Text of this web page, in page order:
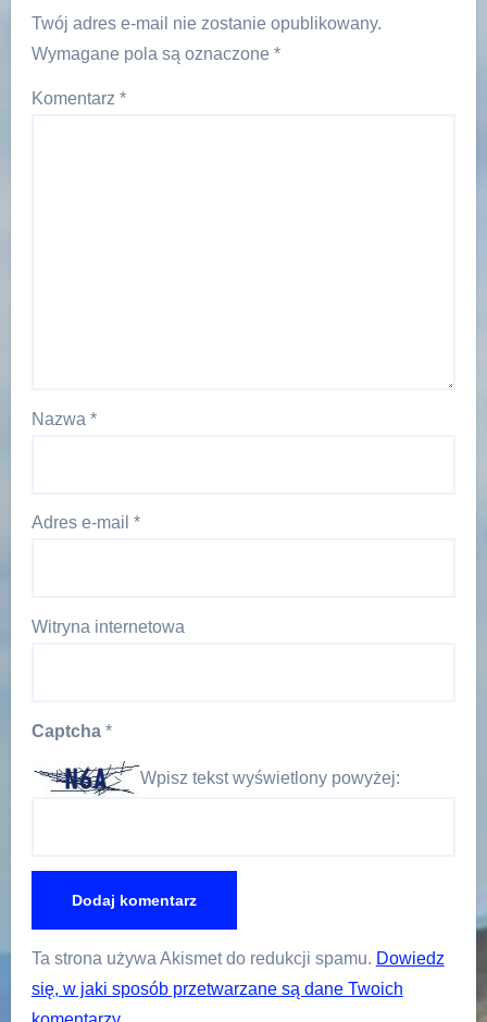
Twój adres e-mail nie zostanie opublikowany.
Wymagane pola są oznaczone *
Komentarz *
Nazwa *
Adres e-mail *
Witryna internetowa
Captcha *
Wpisz tekst wyświetlony powyżej:
Ta strona używa Akismet do redukcji spamu. Dowiedz
się, w jaki sposób przetwarzane są dane Twoich